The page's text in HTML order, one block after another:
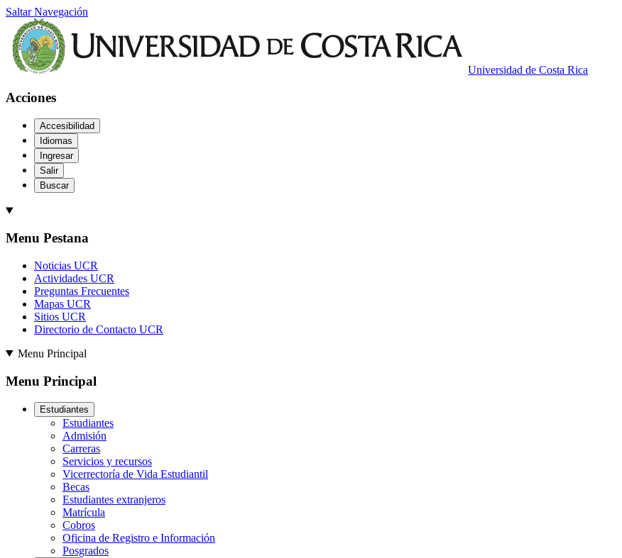
Saltar Navegación
Universidad de Costa Rica
Acciones
Accesibilidad
Idiomas
Ingresar
Salir
Buscar
Menu Pestana
Noticias UCR
Actividades UCR
Preguntas Frecuentes
Mapas UCR
Sitios UCR
Directorio de Contacto UCR
Menu Principal
Menu Principal
Estudiantes
Estudiantes
Admisión
Carreras
Servicios y recursos
Vicerrectoría de Vida Estudiantil
Becas
Estudiantes extranjeros
Matrícula
Cobros
Oficina de Registro e Información
Posgrados